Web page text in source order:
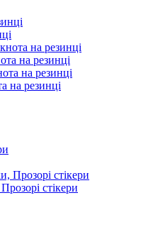
на резинці
на резинці
стікери